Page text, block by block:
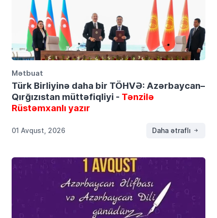
Mətbuat
Türk Birliyinə daha bir TÖHVƏ: Azərbaycan–
Qırğızıstan müttəfiqliyi - Tənzilə
Rüstəmxanlı yazır
01 Avqust, 2026 Daha ətraflı